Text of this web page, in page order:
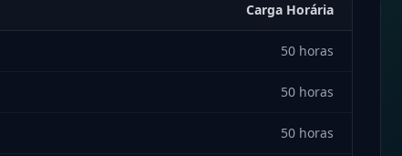
Carga Horária
50 horas
50 horas
50 horas